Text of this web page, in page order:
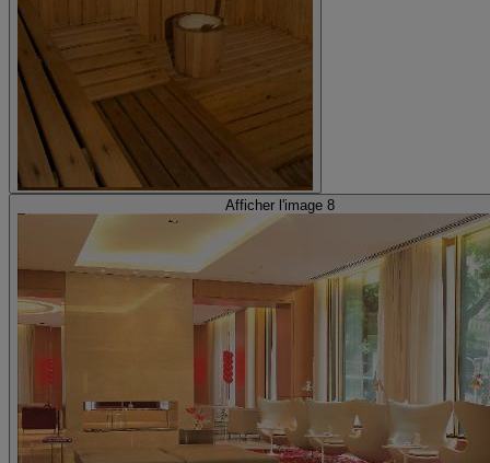
Afficher l'image 8